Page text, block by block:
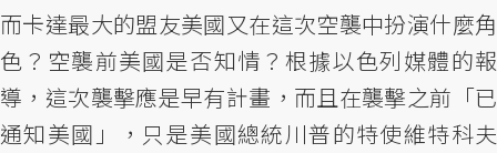
而卡達最大的盟友美國又在這次空襲中扮演什麼角
色？空襲前美國是否知情？根據以色列媒體的報
導，這次襲擊應是早有計畫，而且在襲擊之前「已
通知美國」，只是美國總統川普的特使維特科夫